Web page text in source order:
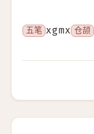
五笔 xgmx 仓颉